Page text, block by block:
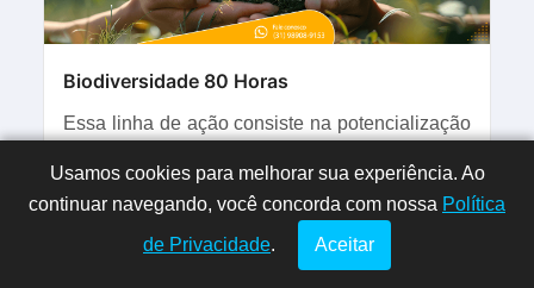
Biodiversidade 80 Horas
Essa linha de ação consiste na potencialização
educadores ambientais, por intermédio do
estabelecimento de articulações das
instituições que atuem com atividades
!
Dúvidas? Fale
conosco por
aqui!
Usamos cookies para melhorar sua experiência. Ao
continuar navegando, você concorda com nossa Política
de Privacidade. Aceitar